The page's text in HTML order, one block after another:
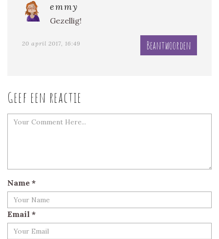
emmy
Gezellig!
20 april 2017, 16:49 Beantwoorden
Geef een reactie
Name *
Email *